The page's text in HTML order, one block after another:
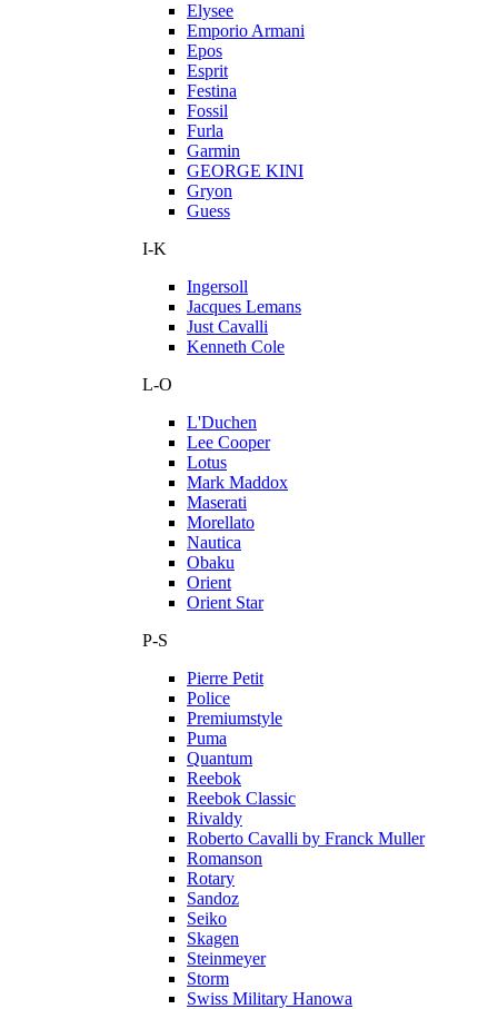
Elysee
Emporio Armani
Epos
Esprit
Festina
Fossil
Furla
Garmin
GEORGE KINI
Gryon
Guess
I-K
Ingersoll
Jacques Lemans
Just Cavalli
Kenneth Cole
L-O
L'Duchen
Lee Cooper
Lotus
Mark Maddox
Maserati
Morellato
Nautica
Obaku
Orient
Orient Star
P-S
Pierre Petit
Police
Premiumstyle
Puma
Quantum
Reebok
Reebok Classic
Rivaldy
Roberto Cavalli by Franck Muller
Romanson
Rotary
Sandoz
Seiko
Skagen
Steinmeyer
Storm
Swiss Military Hanowa